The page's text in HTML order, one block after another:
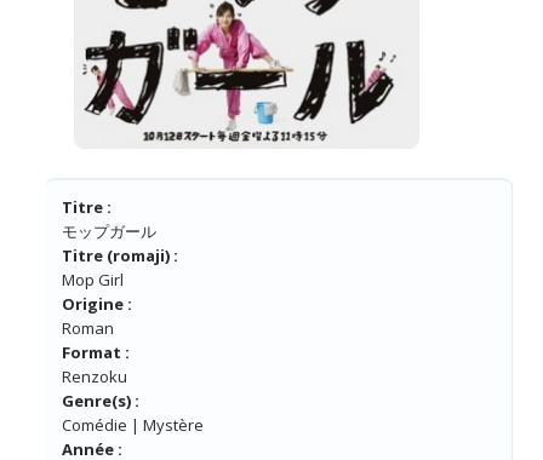
Titre :
モップガール
Titre (romaji) :
Mop Girl
Origine :
Roman
Format :
Renzoku
Genre(s) :
Comédie | Mystère
Année :